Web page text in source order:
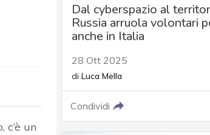
un
Dal cyberspazio al
Russia arruola volontari
anche in Italia
28 Ott 2025
di Luca Mella
Condividi